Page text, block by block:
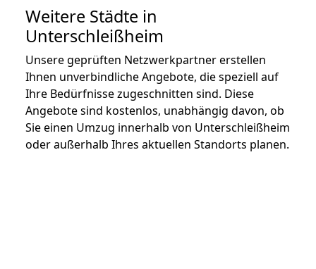
Weitere Städte in
Unterschleißheim
Unsere geprüften Netzwerkpartner erstellen
Ihnen unverbindliche Angebote, die speziell auf
Ihre Bedürfnisse zugeschnitten sind. Diese
Angebote sind kostenlos, unabhängig davon, ob
Sie einen Umzug innerhalb von Unterschleißheim
oder außerhalb Ihres aktuellen Standorts planen.